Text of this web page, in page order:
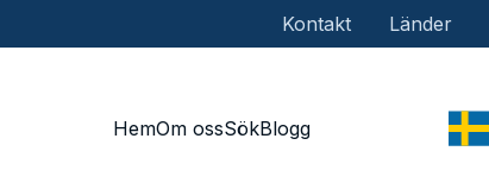
Kontakt Länder
HemOm ossSökBlogg